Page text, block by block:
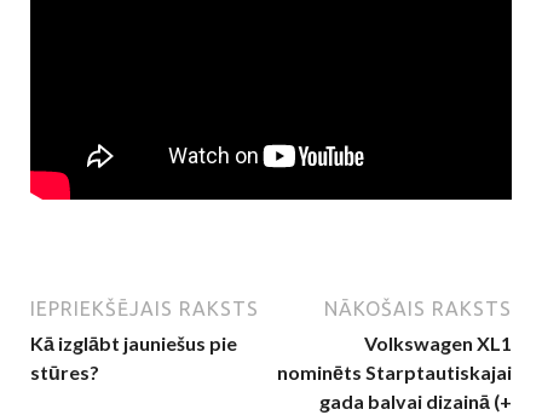
IEPRIEKŠĒJAIS RAKSTS
Kā izglābt jauniešus pie
stūres?
NĀKOŠAIS RAKSTS
Volkswagen XL1
nominēts Starptautiskajai
gada balvai dizainā (+